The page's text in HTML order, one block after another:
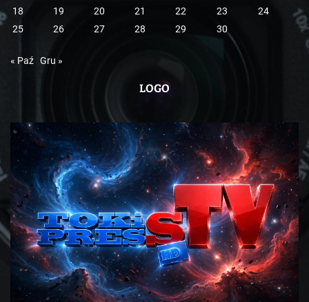
18
19 20 21 22 23
24
25
26 27 28 29 30
« Paź Gru »
LOGO